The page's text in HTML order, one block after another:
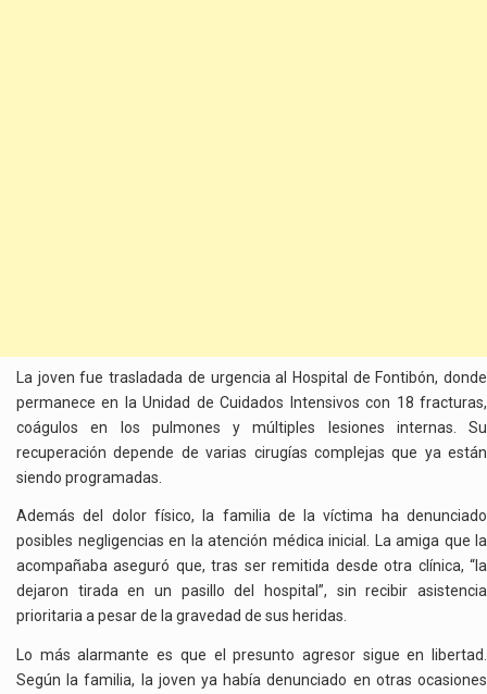
La joven fue trasladada de urgencia al Hospital de Fontibón, donde
permanece en la Unidad de Cuidados Intensivos con 18 fracturas,
coágulos en los pulmones y múltiples lesiones internas. Su
recuperación depende de varias cirugías complejas que ya están
siendo programadas.
Además del dolor físico, la familia de la víctima ha denunciado
posibles negligencias en la atención médica inicial. La amiga que la
acompañaba aseguró que, tras ser remitida desde otra clínica, “la
dejaron tirada en un pasillo del hospital”, sin recibir asistencia
prioritaria a pesar de la gravedad de sus heridas.
Lo más alarmante es que el presunto agresor sigue en libertad.
Según la familia, la joven ya había denunciado en otras ocasiones